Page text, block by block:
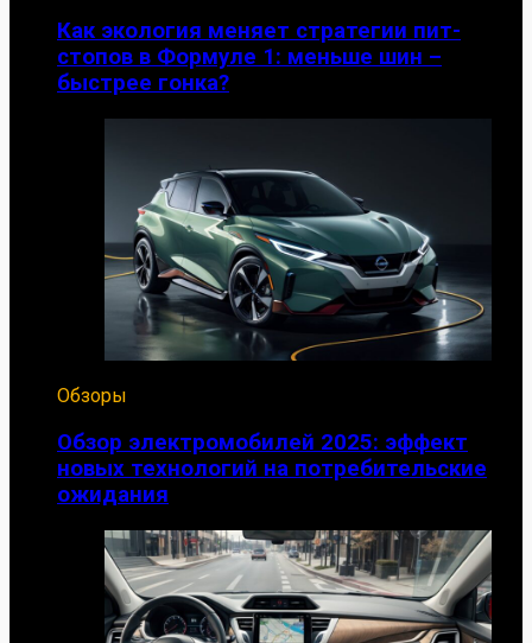
Как экология меняет стратегии пит-
стопов в Формуле 1: меньше шин –
быстрее гонка?
Обзоры
Обзор электромобилей 2025: эффект
новых технологий на потребительские
ожидания